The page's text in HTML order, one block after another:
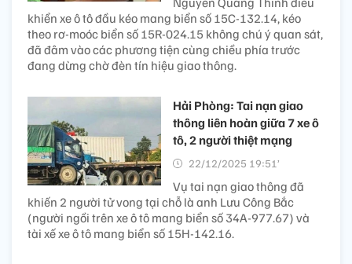
khiển xe ô tô đầu kéo mang biển số 15C-132.14, kéo
theo rơ-moóc biển số 15R-024.15 không chú ý quan sát,
đã đâm vào các phương tiện cùng chiều phía trước
đang dừng chờ đèn tín hiệu giao thông.
Hải Phòng: Tai nạn giao
thông liên hoàn giữa 7 xe ô
tô, 2 người thiệt mạng
22/12/2025 19:51’
Vụ tai nạn giao thông đã
khiến 2 người tử vong tại chỗ là anh Lưu Công Bắc
(người ngồi trên xe ô tô mang biển số 34A-977.67) và
tài xế xe ô tô mang biển số 15H-142.16.